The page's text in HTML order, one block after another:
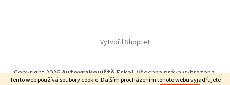
Tento web používá soubory cookie. Dalším procházením tohoto webu vyjadřujete
Vytvořil Shoptet
Copyright 2026Autovrakoviště Frkal. Všechna práva vyhrazena.